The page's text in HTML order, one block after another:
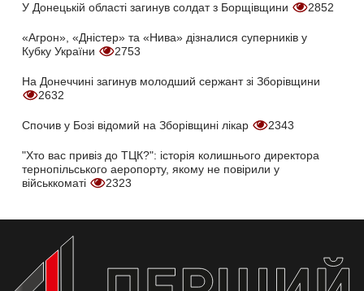
У Донецькій області загинув солдат з Борщівщини 2852
«Агрон», «Дністер» та «Нива» дізналися суперників у
Кубку України
2753
На Донеччині загинув молодший сержант зі Зборівщини
2632
Спочив у Бозі відомий на Зборівщині лікар 2343
"Хто вас привіз до ТЦК?": історія колишнього директора
тернопільського аеропорту, якому не повірили у
військкоматі
2323